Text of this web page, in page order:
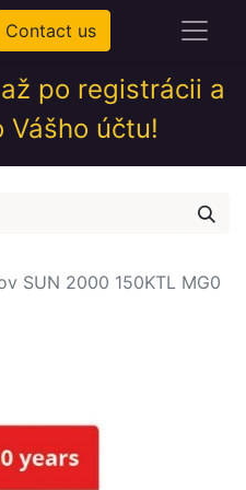
Contact us
po registrácii a
Vášho účtu!
SUN 2000 150KTL MG0